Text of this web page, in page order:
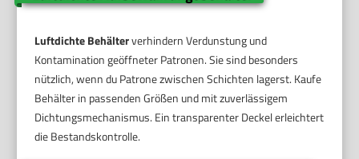
Luftdichte Behälterverhindern Verdunstung und
Kontamination geöffneter Patronen. Sie sind besonders
nützlich, wenn du Patrone zwischen Schichten lagerst. Kaufe
Behälter in passenden Größen und mit zuverlässigem
Dichtungsmechanismus. Ein transparenter Deckel erleichtert
die Bestandskontrolle.